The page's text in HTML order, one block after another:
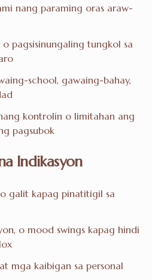
nang paraming oras araw-
pagsisinungaling tungkol sa
school, gawaing-bahay,
kontrolin o limitahan ang
pagsubok
Indikasyon
galit kapag pinatitigil sa
o mood swings kapag hindi
mga kaibigan sa personal